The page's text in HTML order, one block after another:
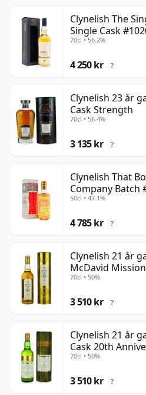
Clynelish The
Single Cask
70cl • 56.2%
4 250 kr ?
Clynelish 23 år
Cask Strength
70cl • 56.4%
3 135 kr ?
Clynelish That
Company Batch
gammal
50cl • 47.1%
4 785 kr ?
Clynelish 21 år
McDavid
70cl • 50%
3 510 kr ?
Clynelish 21 år
Cask 20th
70cl • 50%
3 510 kr ?